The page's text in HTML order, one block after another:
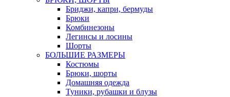
Бриджи, капри, бермуды
Брюки
Комбинезоны
Легинсы и лосины
Шорты
БОЛЬШИЕ РАЗМЕРЫ
Костюмы
Брюки, шорты
Домашняя одежда
Туники, рубашки и блузы